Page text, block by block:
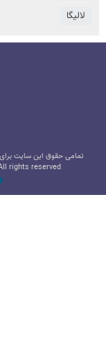
لالیگا
تمامی حقوق این سایت
rights reserved